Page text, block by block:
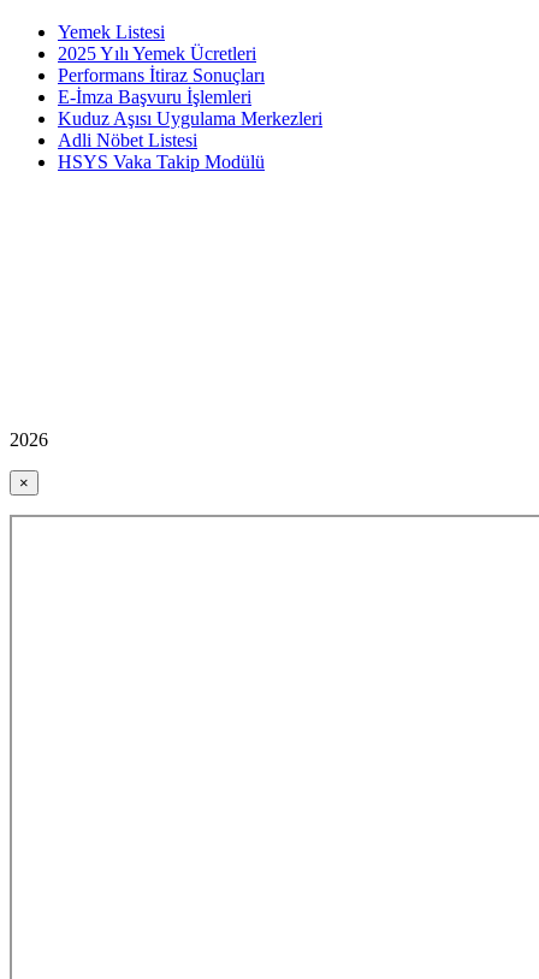
Yemek Listesi
2025 Yılı Yemek Ücretleri
Performans İtiraz Sonuçları
E-İmza Başvuru İşlemleri
Kuduz Aşısı Uygulama Merkezleri
Adli Nöbet Listesi
HSYS Vaka Takip Modülü
2026
×